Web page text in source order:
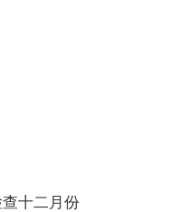
查十二月份